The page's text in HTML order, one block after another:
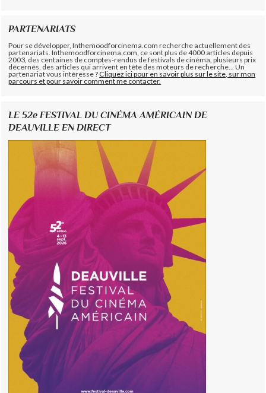
PARTENARIATS
Pour se développer, Inthemoodforcinema.com recherche actuellement des
partenariats. Inthemoodforcinema.com, ce sont plus de 4000 articles depuis
2003, des centaines de comptes-rendus de festivals de cinéma, plusieurs prix
décernés, des articles qui arrivent en tête des moteurs de recherche... Un
partenariat vous intéresse ?Cliquez ici pour en savoir plus sur le site, sur mon
parcours et pour savoir comment me contacter.
LE 52e FESTIVAL DU CINÉMA AMÉRICAIN DE
DEAUVILLE EN DIRECT